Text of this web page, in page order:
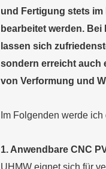
und Fertigung stets
bearbeitet werden.
lassen sich
sondern erreicht auch
von Verformung und
Im Folgenden werde
1. Anwendbare CNC P